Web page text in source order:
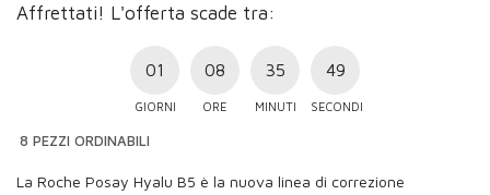
Affrettati! L'offerta scade tra:
01
GIORNI
08
ORE
35
MINUTI
49
SECONDI
8 PEZZI ORDINABILI
La Roche Posay Hyalu B5 è la nuova linea di correzione